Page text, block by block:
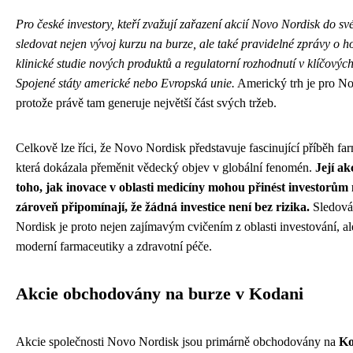
Pro české investory, kteří zvažují zařazení akcií Novo Nordisk do
sledovat nejen vývoj kurzu na burze, ale také pravidelné zprávy o
klinické studie nových produktů a regulatorní rozhodnutí v
Spojené státy americké nebo Evropská unie. Americký trh je pro
protože právě tam generuje největší část svých tržeb.
Celkově lze říci, že Novo Nordisk představuje fascinující příběh
která dokázala přeměnit vědecký objev v globální fenomén. Její
toho, jak inovace v oblasti medicíny mohou přinést investorům
zároveň připomínají, že žádná investice není bez rizika.
Nordisk je proto nejen zajímavým cvičením z oblasti investování,
moderní farmaceutiky a zdravotní péče.
Akcie obchodovány na burze v Kodani
Akcie společnosti Novo Nordisk jsou primárně obchodovány na